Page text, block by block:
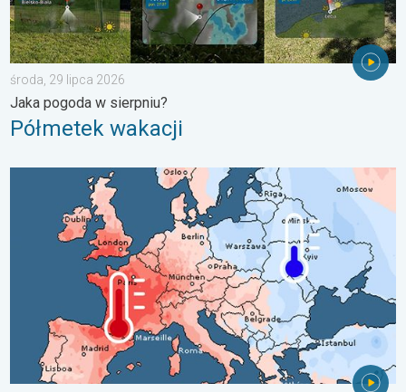
środa, 29 lipca 2026
Jaka pogoda w sierpniu?
Półmetek wakacji
Lipiec pełen pogodowych kontrastów. Podsumowanie